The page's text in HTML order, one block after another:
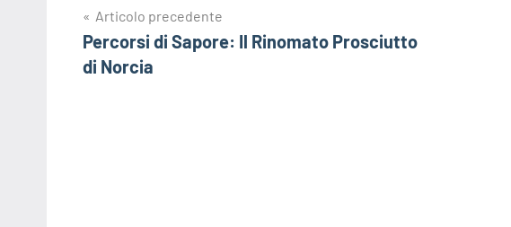
Navigazione
articoli
Articolo precedente
Percorsi di Sapore: Il Rinomato Prosciutto
di Norcia